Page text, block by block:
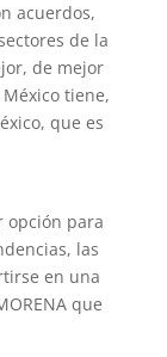
acuerdos,
de la
de mejor
tiene,
que es
opción para
las
en una
que